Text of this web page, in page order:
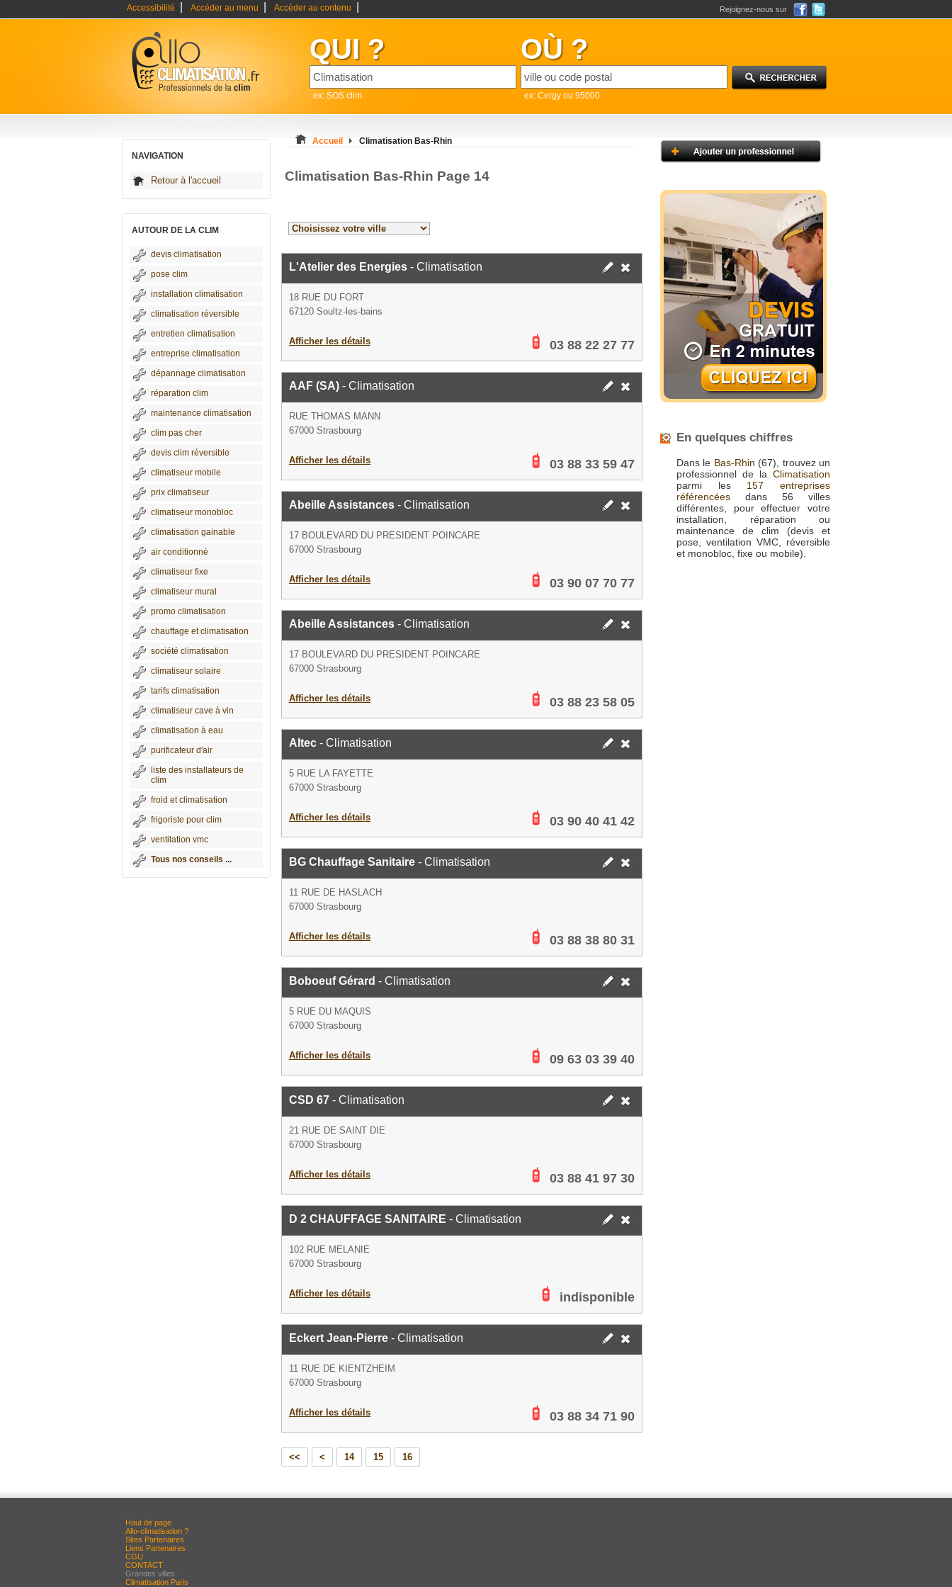
Accessibilité Accéder au menu Accéder au contenu Rejoignez-nous sur
QUI ?
ex: SOS clim
OÙ ?
ex: Cergy ou 95000
NAVIGATION
Retour à l'accueil
AUTOUR DE LA CLIM
devis climatisation
pose clim
installation climatisation
climatisation réversible
entretien climatisation
entreprise climatisation
dépannage climatisation
réparation clim
maintenance climatisation
clim pas cher
devis clim réversible
climatiseur mobile
prix climatiseur
climatiseur monobloc
climatisation gainable
air conditionné
climatiseur fixe
climatiseur mural
promo climatisation
chauffage et climatisation
société climatisation
climatiseur solaire
tarifs climatisation
climatiseur cave à vin
climatisation à eau
purificateur d'air
liste des installateurs de
clim
froid et climatisation
frigoriste pour clim
ventilation vmc
Tous nos conseils ...
Accueil Climatisation Bas-Rhin
Climatisation Bas-Rhin Page 14
L'Atelier des Energies - Climatisation
18 RUE DU FORT
67120 Soultz-les-bains
Afficher les détails 03 88 22 27 77
AAF (SA) - Climatisation
RUE THOMAS MANN
67000 Strasbourg
Afficher les détails 03 88 33 59 47
Abeille Assistances - Climatisation
17 BOULEVARD DU PRESIDENT POINCARE
67000 Strasbourg
Afficher les détails 03 90 07 70 77
Abeille Assistances - Climatisation
17 BOULEVARD DU PRESIDENT POINCARE
67000 Strasbourg
Afficher les détails 03 88 23 58 05
Altec - Climatisation
5 RUE LA FAYETTE
67000 Strasbourg
Afficher les détails 03 90 40 41 42
BG Chauffage Sanitaire - Climatisation
11 RUE DE HASLACH
67000 Strasbourg
Afficher les détails 03 88 38 80 31
Boboeuf Gérard - Climatisation
5 RUE DU MAQUIS
67000 Strasbourg
Afficher les détails 09 63 03 39 40
CSD 67 - Climatisation
21 RUE DE SAINT DIE
67000 Strasbourg
Afficher les détails 03 88 41 97 30
D 2 CHAUFFAGE SANITAIRE - Climatisation
102 RUE MELANIE
67000 Strasbourg
Afficher les détails indisponible
Eckert Jean-Pierre - Climatisation
11 RUE DE KIENTZHEIM
67000 Strasbourg
Afficher les détails 03 88 34 71 90
<< < 14 15 16
En quelques chiffres
Dans le Bas-Rhin (67), trouvez un
professionnel de la Climatisation
parmi les 157 entreprises
référencées dans 56 villes
différentes, pour effectuer votre
installation, réparation ou
maintenance de clim (devis et
pose, ventilation VMC, réversible
et monobloc, fixe ou mobile).
Haut de page
Allo-climatisation ?
Sites Partenaires
Liens Partenaires
CGU
CONTACT
Grandes villes :
Climatisation Paris